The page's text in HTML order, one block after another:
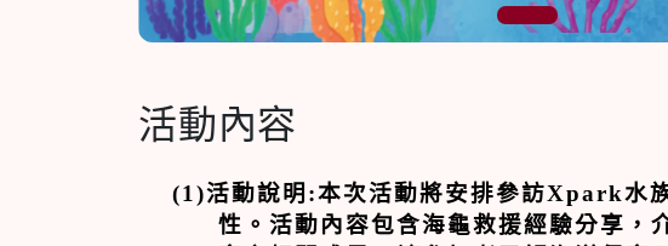
1
活動內容
(1)活動說明 :本次活動將安排參訪Xpark水
性。活動內容包含海龜救援經驗分享，